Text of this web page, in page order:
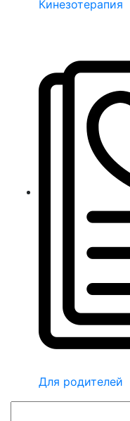
Кинезотерапия
Для родителей